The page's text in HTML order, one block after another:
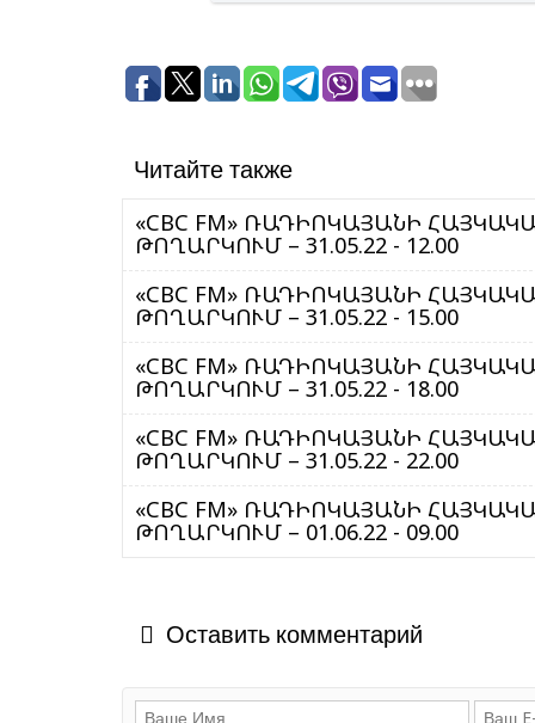
Читайте также
«CBC FM» ՌԱԴԻՈԿԱՅԱՆԻ ՀԱՅԿԱԿԱՆ
ԹՈՂԱՐԿՈՒՄ – 31.05.22 - 12.00
«CBC FM» ՌԱԴԻՈԿԱՅԱՆԻ ՀԱՅԿԱԿԱՆ
ԹՈՂԱՐԿՈՒՄ – 31.05.22 - 15.00
«CBC FM» ՌԱԴԻՈԿԱՅԱՆԻ ՀԱՅԿԱԿԱՆ
ԹՈՂԱՐԿՈՒՄ – 31.05.22 - 18.00
«CBC FM» ՌԱԴԻՈԿԱՅԱՆԻ ՀԱՅԿԱԿԱՆ
ԹՈՂԱՐԿՈՒՄ – 31.05.22 - 22.00
«CBC FM» ՌԱԴԻՈԿԱՅԱՆԻ ՀԱՅԿԱԿԱՆ
ԹՈՂԱՐԿՈՒՄ – 01.06.22 - 09.00
Оставить комментарий